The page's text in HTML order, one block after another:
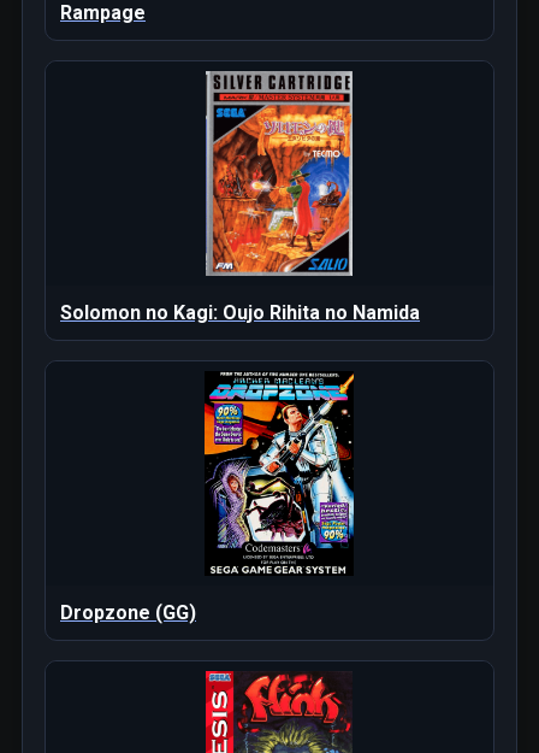
Rampage
Solomon no Kagi: Oujo Rihita no Namida
Dropzone (GG)